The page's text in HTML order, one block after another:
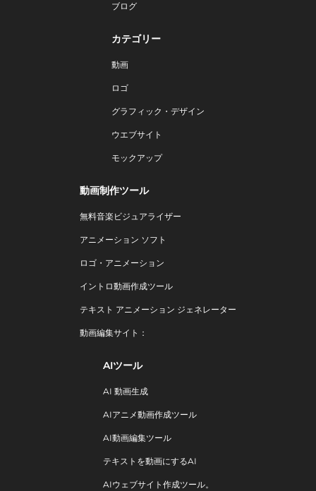
ブログ
カテゴリー
動画
ロゴ
グラフィック・デザイン
ウエブサイト
モックアップ
動画制作ツール
無料音楽ビジュアライザー
アニメーション ソフト
ロゴ・アニメーション
イントロ動画作成ツール
テキスト アニメーション ジェネレーター
動画編集サイト：
AIツール
AI 動画生成
AIアニメ動画作成ツール
AI動画編集ツール
テキストを動画にするAI
AIウェブサイト作成ツール。